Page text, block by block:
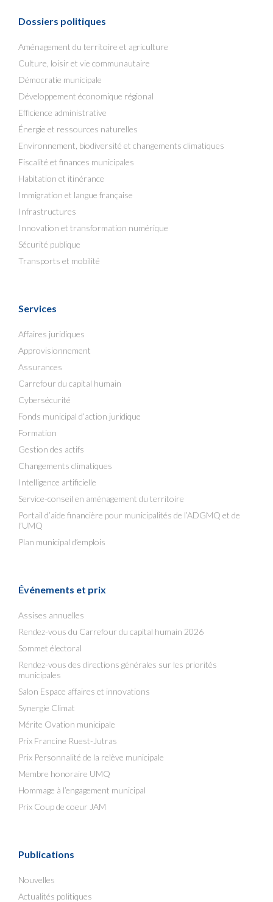
Dossiers politiques
Aménagement du territoire et agriculture
Culture, loisir et vie communautaire
Démocratie municipale
Développement économique régional
Efficience administrative
Énergie et ressources naturelles
Environnement, biodiversité et changements climatiques
Fiscalité et finances municipales
Habitation et itinérance
Immigration et langue française
Infrastructures
Innovation et transformation numérique
Sécurité publique
Transports et mobilité
Services
Affaires juridiques
Approvisionnement
Assurances
Carrefour du capital humain
Cybersécurité
Fonds municipal d’action juridique
Formation
Gestion des actifs
Changements climatiques
Intelligence artificielle
Service-conseil en aménagement du territoire
Portail d’aide financière pour municipalités de l’ADGMQ et de
l’UMQ
Plan municipal d’emplois
Événements et prix
Assises annuelles
Rendez-vous du Carrefour du capital humain 2026
Sommet électoral
Rendez-vous des directions générales sur les priorités
municipales
Salon Espace affaires et innovations
Synergie Climat
Mérite Ovation municipale
Prix Francine Ruest-Jutras
Prix Personnalité de la relève municipale
Membre honoraire UMQ
Hommage à l’engagement municipal
Prix Coup de coeur JAM
Publications
Nouvelles
Actualités politiques